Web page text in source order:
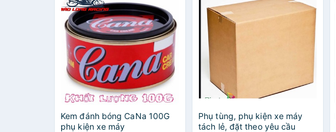
Kem đánh bóng CaNa 100G
phụ kiện xe máy
Phụ tùng, phụ kiện xe máy
tách lẻ, đặt theo yêu cầu